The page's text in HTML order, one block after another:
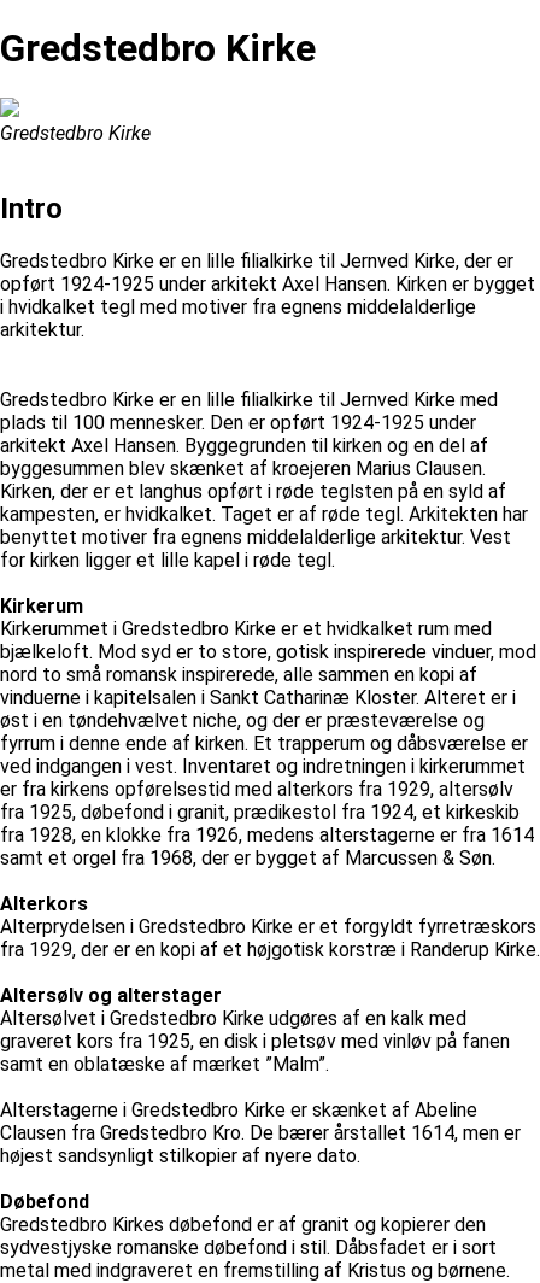
Gredstedbro Kirke
Gredstedbro Kirke
Intro
Gredstedbro Kirke er en lille filialkirke til Jernved Kirke, der er
opført 1924-1925 under arkitekt Axel Hansen. Kirken er bygget
i hvidkalket tegl med motiver fra egnens middelalderlige
arkitektur.
Gredstedbro Kirke er en lille filialkirke til Jernved Kirke med
plads til 100 mennesker. Den er opført 1924-1925 under
arkitekt Axel Hansen. Byggegrunden til kirken og en del af
byggesummen blev skænket af kroejeren Marius Clausen.
Kirken, der er et langhus opført i røde teglsten på en syld af
kampesten, er hvidkalket. Taget er af røde tegl. Arkitekten har
benyttet motiver fra egnens middelalderlige arkitektur. Vest
for kirken ligger et lille kapel i røde tegl.
Kirkerum
Kirkerummet i Gredstedbro Kirke er et hvidkalket rum med
bjælkeloft. Mod syd er to store, gotisk inspirerede vinduer, mod
nord to små romansk inspirerede, alle sammen en kopi af
vinduerne i kapitelsalen i Sankt Catharinæ Kloster. Alteret er i
øst i en tøndehvælvet niche, og der er præsteværelse og
fyrrum i denne ende af kirken. Et trapperum og dåbsværelse er
ved indgangen i vest. Inventaret og indretningen i kirkerummet
er fra kirkens opførelsestid med alterkors fra 1929, altersølv
fra 1925, døbefond i granit, prædikestol fra 1924, et kirkeskib
fra 1928, en klokke fra 1926, medens alterstagerne er fra 1614
samt et orgel fra 1968, der er bygget af Marcussen & Søn.
Alterkors
Alterprydelsen i Gredstedbro Kirke er et forgyldt fyrretræskors
fra 1929, der er en kopi af et højgotisk korstræ i Randerup Kirke.
Altersølv og alterstager
Altersølvet i Gredstedbro Kirke udgøres af en kalk med
graveret kors fra 1925, en disk i pletsøv med vinløv på fanen
samt en oblatæske af mærket ”Malm”.
Alterstagerne i Gredstedbro Kirke er skænket af Abeline
Clausen fra Gredstedbro Kro. De bærer årstallet 1614, men er
højest sandsynligt stilkopier af nyere dato.
Døbefond
Gredstedbro Kirkes døbefond er af granit og kopierer den
sydvestjyske romanske døbefond i stil. Dåbsfadet er i sort
metal med indgraveret en fremstilling af Kristus og børnene.